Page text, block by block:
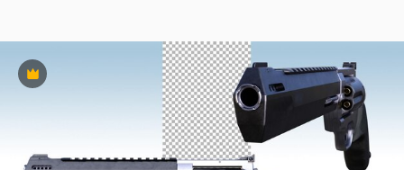
Premium